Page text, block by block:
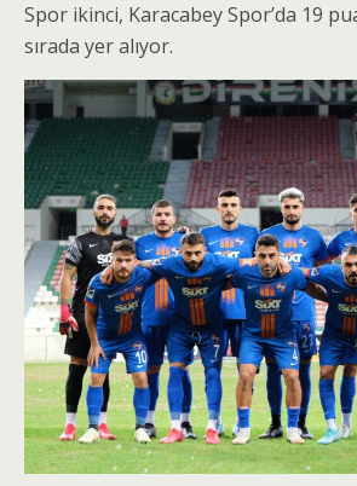
Spor ikinci, Karacabey Spor’da 19
sırada yer alıyor.